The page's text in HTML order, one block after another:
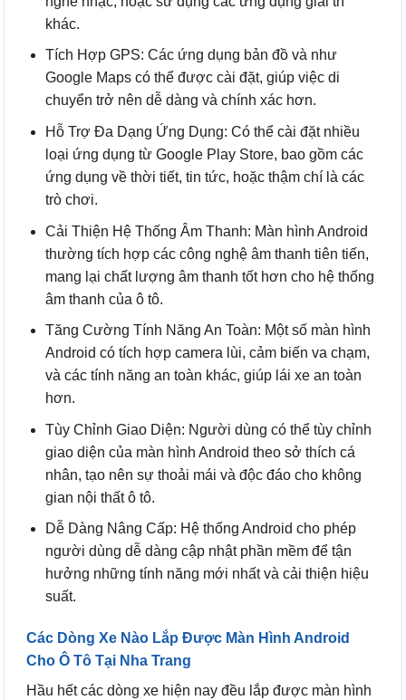
khác.
Tích Hợp GPS: Các ứng dụng bản đồ và như
Google Maps có thể được cài đặt, giúp việc di
chuyển trở nên dễ dàng và chính xác hơn.
Hỗ Trợ Đa Dạng Ứng Dụng: Có thể cài đặt nhiều
loại ứng dụng từ Google Play Store, bao gồm các
ứng dụng về thời tiết, tin tức, hoặc thậm chí là các
trò chơi.
Cải Thiện Hệ Thống Âm Thanh: Màn hình Android
thường tích hợp các công nghệ âm thanh tiên tiến,
mang lại chất lượng âm thanh tốt hơn cho hệ thống
âm thanh của ô tô.
Tăng Cường Tính Năng An Toàn: Một số màn hình
Android có tích hợp camera lùi, cảm biến va chạm,
và các tính năng an toàn khác, giúp lái xe an toàn
hơn.
Tùy Chỉnh Giao Diện: Người dùng có thể tùy chỉnh
giao diện của màn hình Android theo sở thích cá
nhân, tạo nên sự thoải mái và độc đáo cho không
gian nội thất ô tô.
Dễ Dàng Nâng Cấp: Hệ thống Android cho phép
người dùng dễ dàng cập nhật phần mềm để tận
hưởng những tính năng mới nhất và cải thiện hiệu
suất.
Các Dòng Xe Nào Lắp Được Màn Hình Android
Cho Ô Tô Tại Nha Trang
Hầu hết các dòng xe hiện nay đều lắp được màn hình